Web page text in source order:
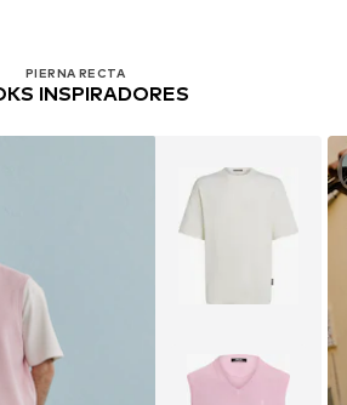
PIERNA RECTA
INSPIRADORES